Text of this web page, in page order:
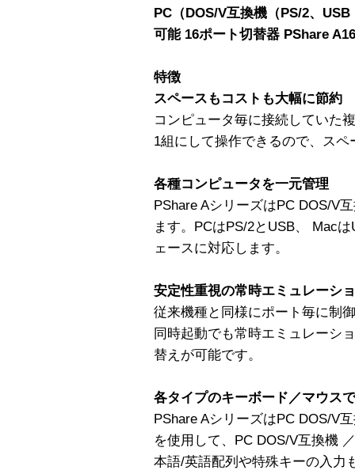
PC（DOS/V互換機（PS/2、
可能 16ポート切替器 PShare A16
特徴
スペースもコストも大幅に節約
コンピュータ毎に接続していた
1組にして操作できるので、ス
各種コンピュータを一元管理
PShare AシリーズはPC DOS/V
ます。PCはPS/2とUSB、 Mac
ェースに対応します。
安定性重視の常時エミュレーシ
従来機種と同様にポート毎に制
同時起動でも常時エミュレーシ
替えが可能です。
各タイプのキーボード／マウス
PShare AシリーズはPC DOS/V
を使用して、PC DOS/V互換機
本語/英語配列や特殊キーの入力